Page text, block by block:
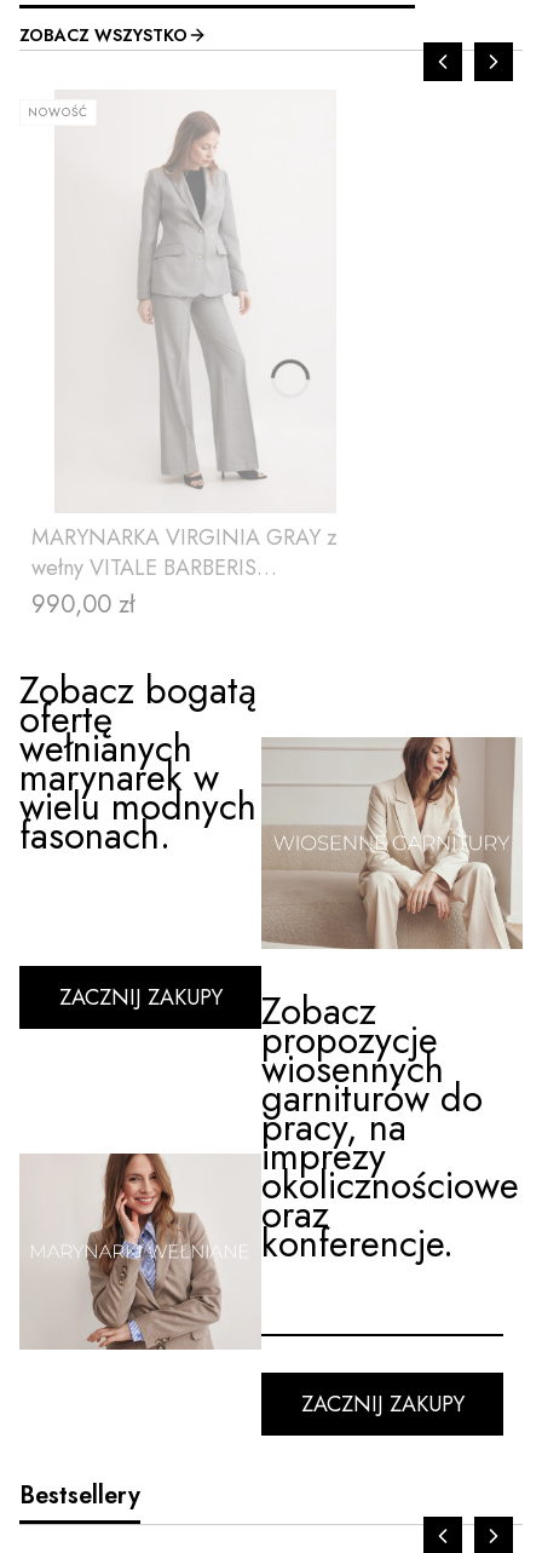
ZOBACZ PRODUKT
ZOBACZ WSZYSTKO
NOWOŚĆ
MARYNARKA VIRGINIA GRAY z
wełny VITALE BARBERIS
CANONICO
Cena
990,00 zł
ZOBACZ PRODUKT
Zobacz bogatą
ofertę
wełnianych
marynarek w
wielu modnych
fasonach.
ZACZNIJ ZAKUPY Zobacz
propozycje
wiosennych
garniturów do
pracy, na
imprezy
okolicznościowe
oraz
konferencje.
ZACZNIJ ZAKUPY
Bestsellery